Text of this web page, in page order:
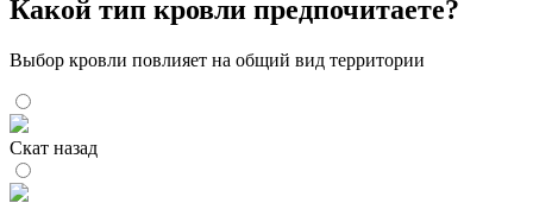
Какой тип кровли предпочитаете?
Выбор кровли повлияет на общий вид территории
Скат назад